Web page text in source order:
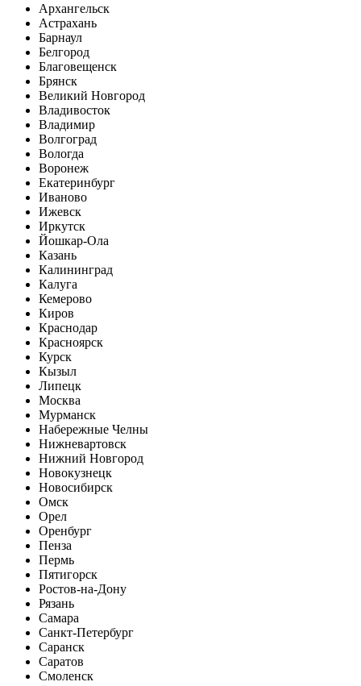
Архангельск
Астрахань
Барнаул
Белгород
Благовещенск
Брянск
Великий Новгород
Владивосток
Владимир
Волгоград
Вологда
Воронеж
Екатеринбург
Иваново
Ижевск
Иркутск
Йошкар-Ола
Казань
Калининград
Калуга
Кемерово
Киров
Краснодар
Красноярск
Курск
Кызыл
Липецк
Москва
Мурманск
Набережные Челны
Нижневартовск
Нижний Новгород
Новокузнецк
Новосибирск
Омск
Орел
Оренбург
Пенза
Пермь
Пятигорск
Ростов-на-Дону
Рязань
Самара
Санкт-Петербург
Саранск
Саратов
Смоленск